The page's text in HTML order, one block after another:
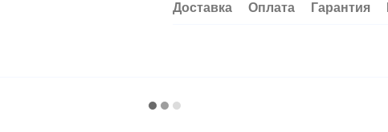
Доставка Оплата Гарантия